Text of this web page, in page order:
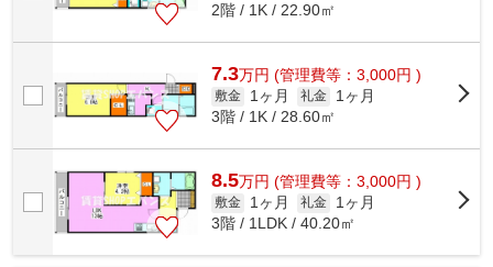
2階 / 1K / 22.90㎡
7.3万円 (管理費等：3,000円 )
敷金 1ヶ月 礼金
1ヶ月
3階 / 1K / 28.60㎡
8.5万円 (管理費等：3,000円 )
敷金 1ヶ月 礼金
1ヶ月
3階 / 1LDK / 40.20㎡